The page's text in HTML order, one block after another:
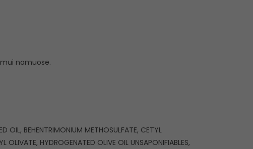
namuose.
OIL, BEHENTRIMONIUM METHOSULFATE, CETYL
OLIVATE, HYDROGENATED OLIVE OIL UNSAPONIFIABLES,